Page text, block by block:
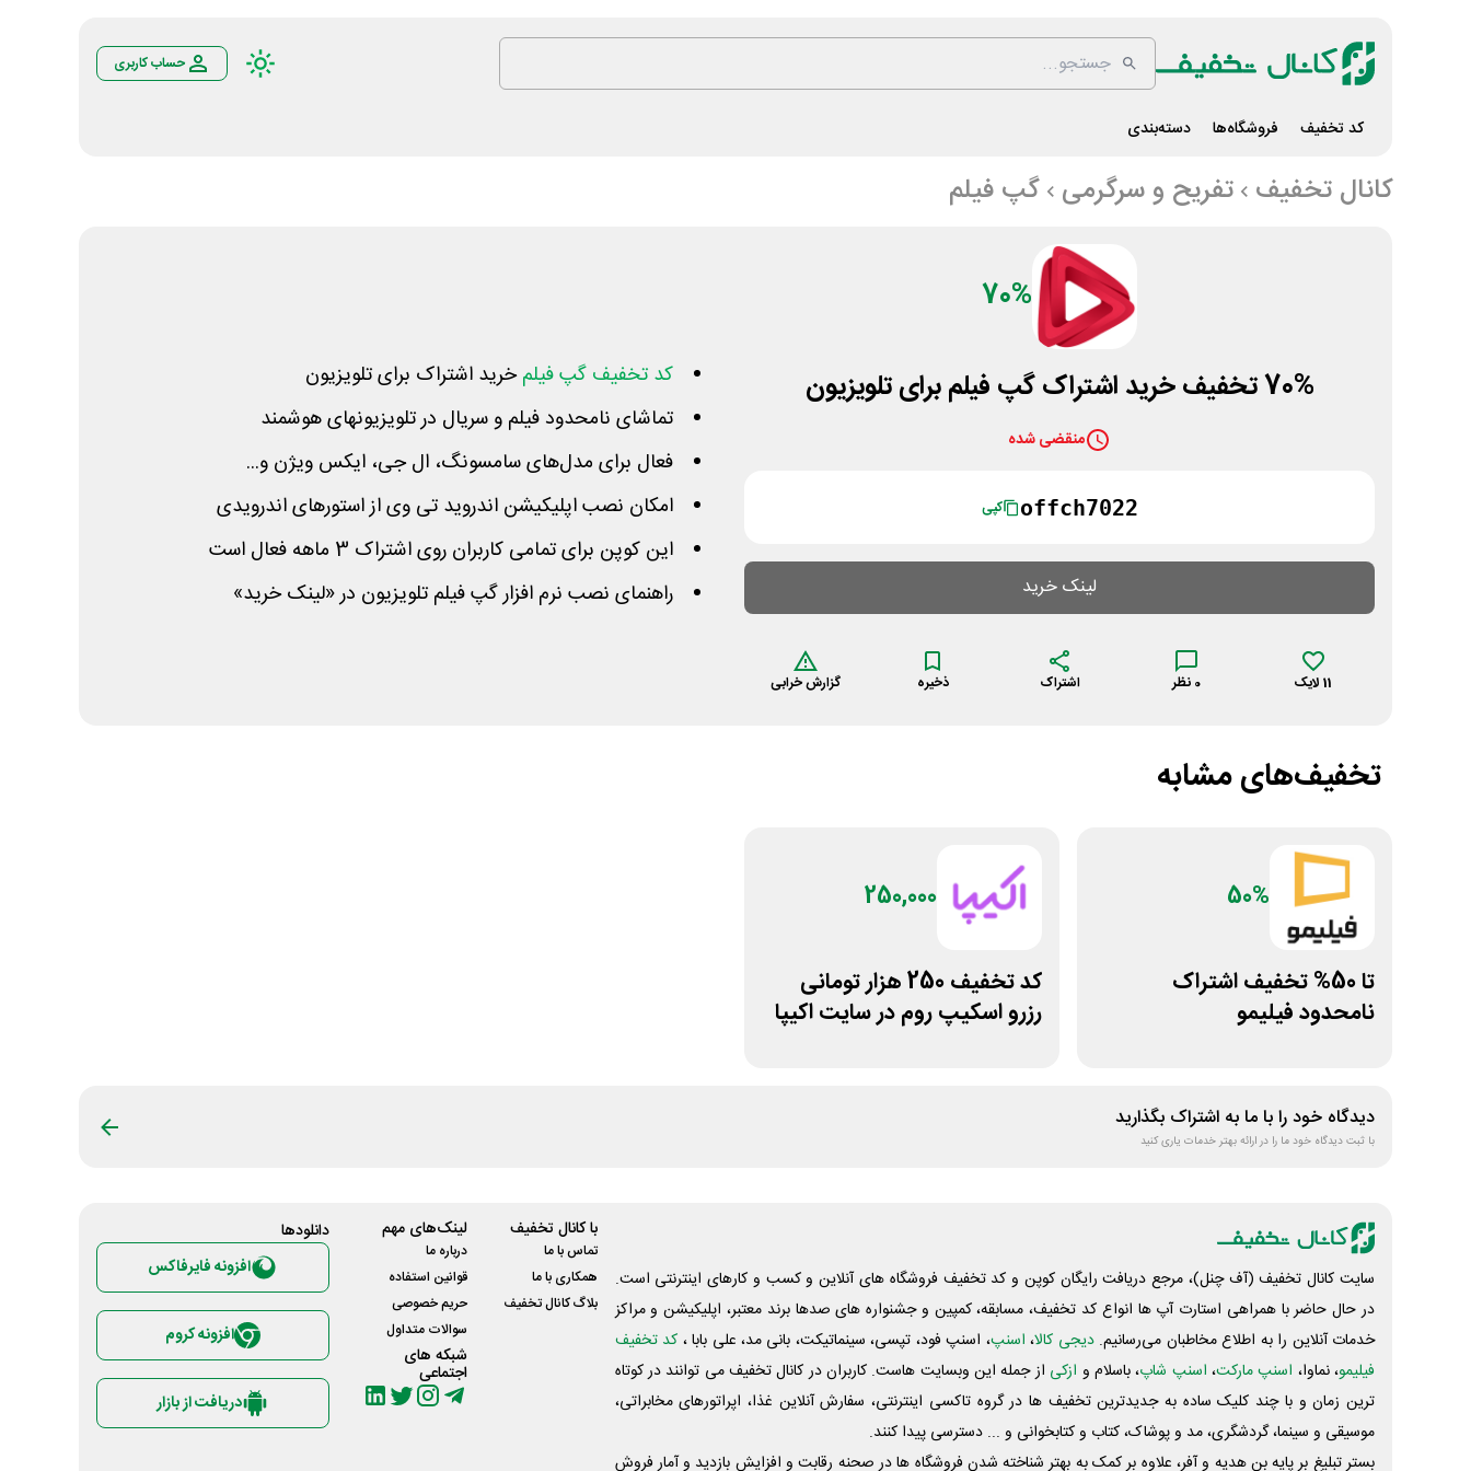
حساب کاربری
کد تخفیف فروشگاه‌ها دسته‌بندی
کانال تخفیف تفریح و سرگرمی گپ فیلم
70%
70% تخفیف خرید اشتراک گپ فیلم برای تلویزیون
منقضی شده
offch7022 کپی
لینک خرید
11 لایک 0 نظر اشتراک ذخیره گزارش خرابی
کد تخفیف گپ فیلمخرید اشتراک برای تلویزیون
تماشای نامحدود فیلم و سریال در تلویزیونهای هوشمند
فعال برای مدل‌های سامسونگ، ال جی، ایکس ویژن و...
امکان نصب اپلیکیشن اندروید تی وی از استورهای اندرویدی
این کوپن برای تمامی کاربران روی اشتراک 3 ماهه فعال است
راهنمای نصب نرم افزار گپ فیلم تلویزیون در «لینک خرید»
تخفیف‌های مشابه
50%
تا 50% تخفیف اشتراک
نامحدود فیلیمو
250,000
کد تخفیف 250 هزار تومانی
رزرو اسکیپ روم در سایت اکیپا
دیدگاه خود را با ما به اشتراک بگذارید
با ثبت دیدگاه خود ما را در ارائه بهتر خدمات یاری کنید
سایت کانال تخفیف (آف چنل)، مرجع دریافت رایگان کوپن و کد تخفیف فروشگاه های آنلاین و کسب و‌ کارهای اینترنتی است.
در حال حاضر با همراهی استارت آپ ها انواع کد تخفیف، مسابقه، کمپین و جشنواره های صدها برند معتبر، اپلیکیشن و مراکز
خدمات آنلاین را به اطلاع مخاطبان می‌رسانیم. دیجی کالا، اسنپ، اسنپ فود، تپسی، سینماتیکت، بانی مد، علی‌ بابا ، کد تخفیف
فیلیمو، نماوا، اسنپ مارکت، اسنپ شاپ، باسلام و ازکی از جمله این وبسایت ‌هاست. کاربران در کانال تخفیف می توانند در کوتاه
ترین زمان و با چند کلیک ساده به جدیدترین تخفیف ها در گروه تاکسی اینترنتی، سفارش آنلاین غذا، اپراتورهای مخابراتی،
موسیقی و سینما، گردشگری، مد و پوشاک، کتاب و کتابخوانی و ... دسترسی پیدا کنند.
بستر تبلیغ بر پایه بن هدیه و آفر، علاوه بر کمک به بهتر شناخته شدن فروشگاه ها در صحنه رقابت و افزایش بازدید و آمار فروش
با کانال تخفیف
تماس با ما
همکاری با ما
بلاگ کانال تخفیف
لینک‌های مهم
درباره ما
قوانین استفاده
حریم خصوصی
سوالات متداول
شبکه های
اجتماعی
دانلود‌ها
افزونه فایرفاکس
افزونه کروم
دریافت از بازار